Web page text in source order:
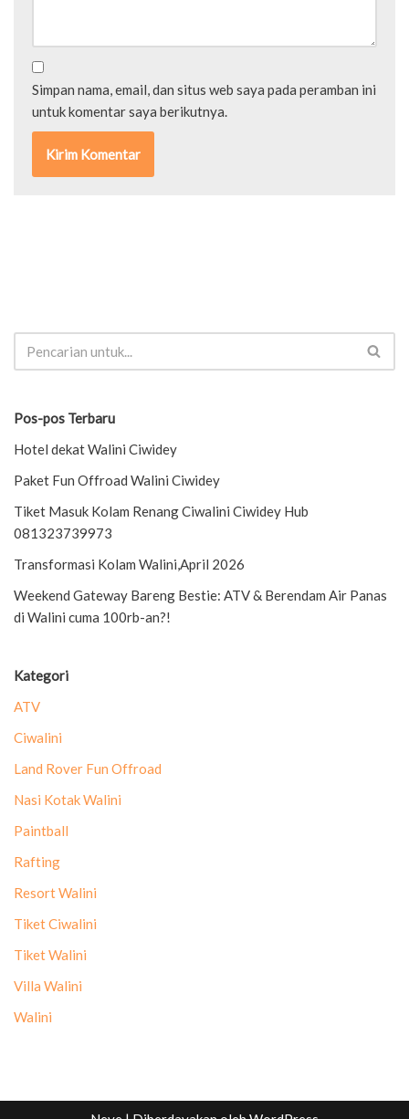
Simpan nama, email, dan situs web saya pada peramban ini
untuk komentar saya berikutnya.
Pos-pos Terbaru
Hotel dekat Walini Ciwidey
Paket Fun Offroad Walini Ciwidey
Tiket Masuk Kolam Renang Ciwalini Ciwidey Hub
081323739973
Transformasi Kolam Walini,April 2026
Weekend Gateway Bareng Bestie: ATV & Berendam Air Panas
di Walini cuma 100rb-an?!
Kategori
ATV
Ciwalini
Land Rover Fun Offroad
Nasi Kotak Walini
Paintball
Rafting
Resort Walini
Tiket Ciwalini
Tiket Walini
Villa Walini
Walini